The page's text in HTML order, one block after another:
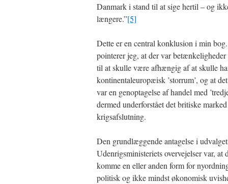
Danmark i stand til at sige hertil – og
længere.”[5]
Dette er en central konklusion i min
pointerer jeg, at der var betænkeligheder
til at skulle være afhængig af at skulle
kontinentaleuropæisk ’storrum’, og at
var en genoptagelse af handel med
dermed underforstået det britiske
krigsafslutning.
Den grundlæggende antagelse i
Udenrigsministeriets overvejelser var, at
komme en eller anden form for
politisk og ikke mindst økonomisk